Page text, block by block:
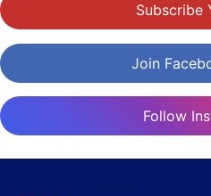
Subscribe
Join
Follow